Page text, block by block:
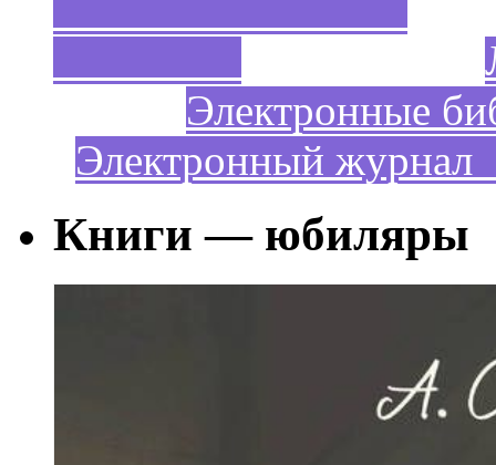
Электронные
Электронный
Книги — юбиляры